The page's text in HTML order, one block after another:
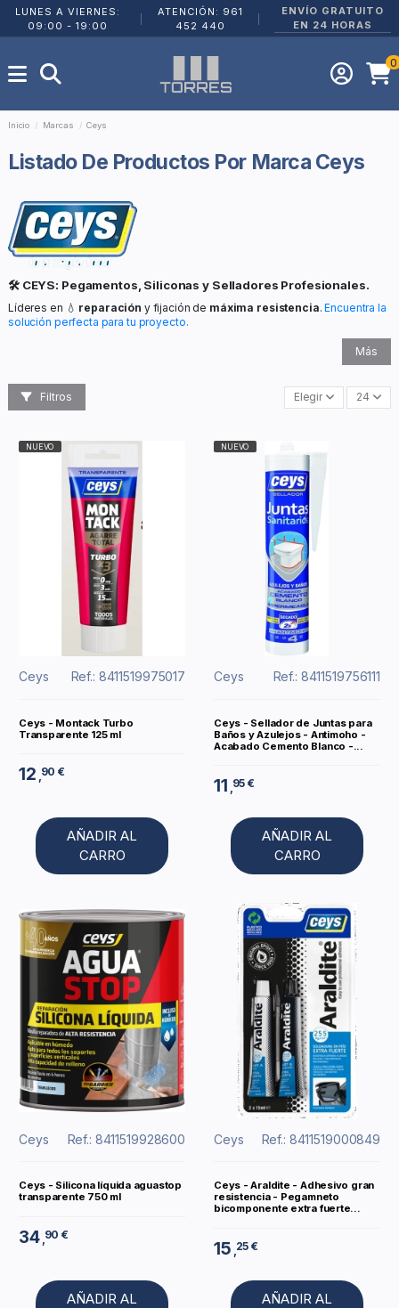
LUNES A VIERNES:
09:00 - 19:00
ATENCIÓN: 961
452 440
ENVÍO GRATUITO
EN 24 HORAS
0
Inicio Marcas Ceys
Listado De Productos Por Marca Ceys
🛠️ CEYS: Pegamentos, Siliconas y Selladores Profesionales.
Líderes en 💧 reparación y fijación de máxima resistencia.Encuentra la
solución perfecta para tu proyecto.
Más
Filtros Elegir 24
NUEVO
Ceys Ref.: 8411519975017
Ceys - Montack Turbo
Transparente 125 ml
12 ,90 €
AÑADIR AL
CARRO
NUEVO
Ceys Ref.: 8411519756111
Ceys - Sellador de Juntas para
Baños y Azulejos - Antimoho -
Acabado Cemento Blanco -...
11 ,95 €
AÑADIR AL
CARRO
Ceys Ref.: 8411519928600
Ceys - Silicona líquida aguastop
transparente 750 ml
34 90 €
AÑADIR AL
Ceys Ref.: 8411519000849
Ceys - Araldite - Adhesivo gran
resistencia - Pegamneto
bicomponente extra fuerte...
15 25 €
AÑADIR AL